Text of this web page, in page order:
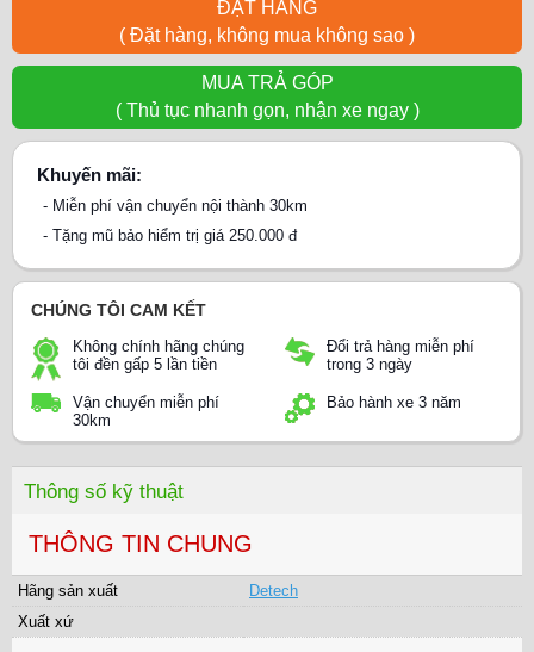
ĐẶT HÀNG
( Đặt hàng, không mua không sao )
MUA TRẢ GÓP
( Thủ tục nhanh gọn, nhận xe ngay )
Khuyến mãi:
- Miễn phí vận chuyển nội thành 30km
- Tặng mũ bảo hiểm trị giá 250.000 đ
CHÚNG TÔI CAM KẾT
Không chính hãng chúng
tôi đền gấp 5 lần tiền
Đổi trả hàng miễn phí
trong 3 ngày
Vận chuyển miễn phí
30km
Bảo hành xe 3 năm
Thông số kỹ thuật
THÔNG TIN CHUNG
Hãng sản xuất
Detech
Xuất xứ